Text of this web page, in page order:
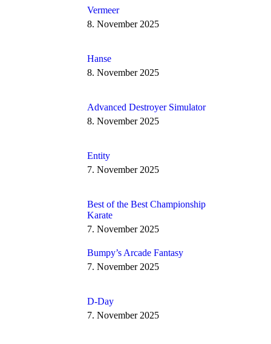
Vermeer
8. November 2025
Hanse
8. November 2025
Advanced Destroyer Simulator
8. November 2025
Entity
7. November 2025
Best of the Best Championship
Karate
7. November 2025
Bumpy’s Arcade Fantasy
7. November 2025
D-Day
7. November 2025